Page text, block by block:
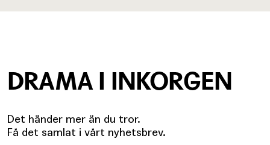
DRAMA I INKORGEN
Det händer mer än du tror.
Få det samlat i vårt nyhetsbrev.